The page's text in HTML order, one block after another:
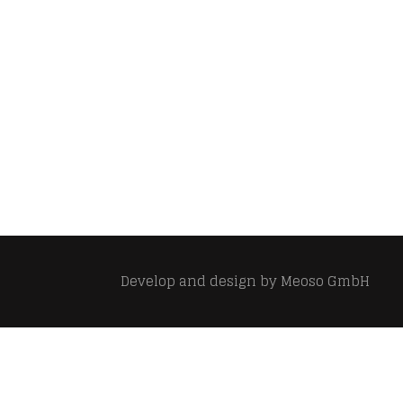
Develop and design byMeoso GmbH